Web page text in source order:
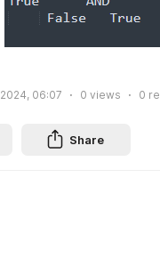
06:07 0 views 0
Share